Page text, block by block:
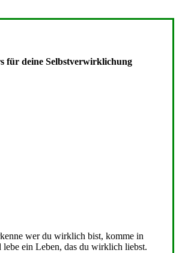
für deine Selbstverwirklichung
wer du wirklich bist, komme in
ein Leben, das du wirklich liebst.